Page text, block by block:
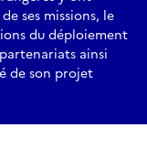
ses missions, le
du déploiement
ainsi
de son projet